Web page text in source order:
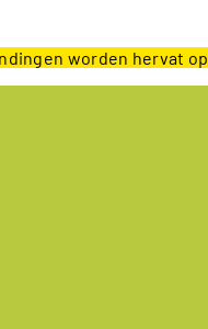
worden hervat op